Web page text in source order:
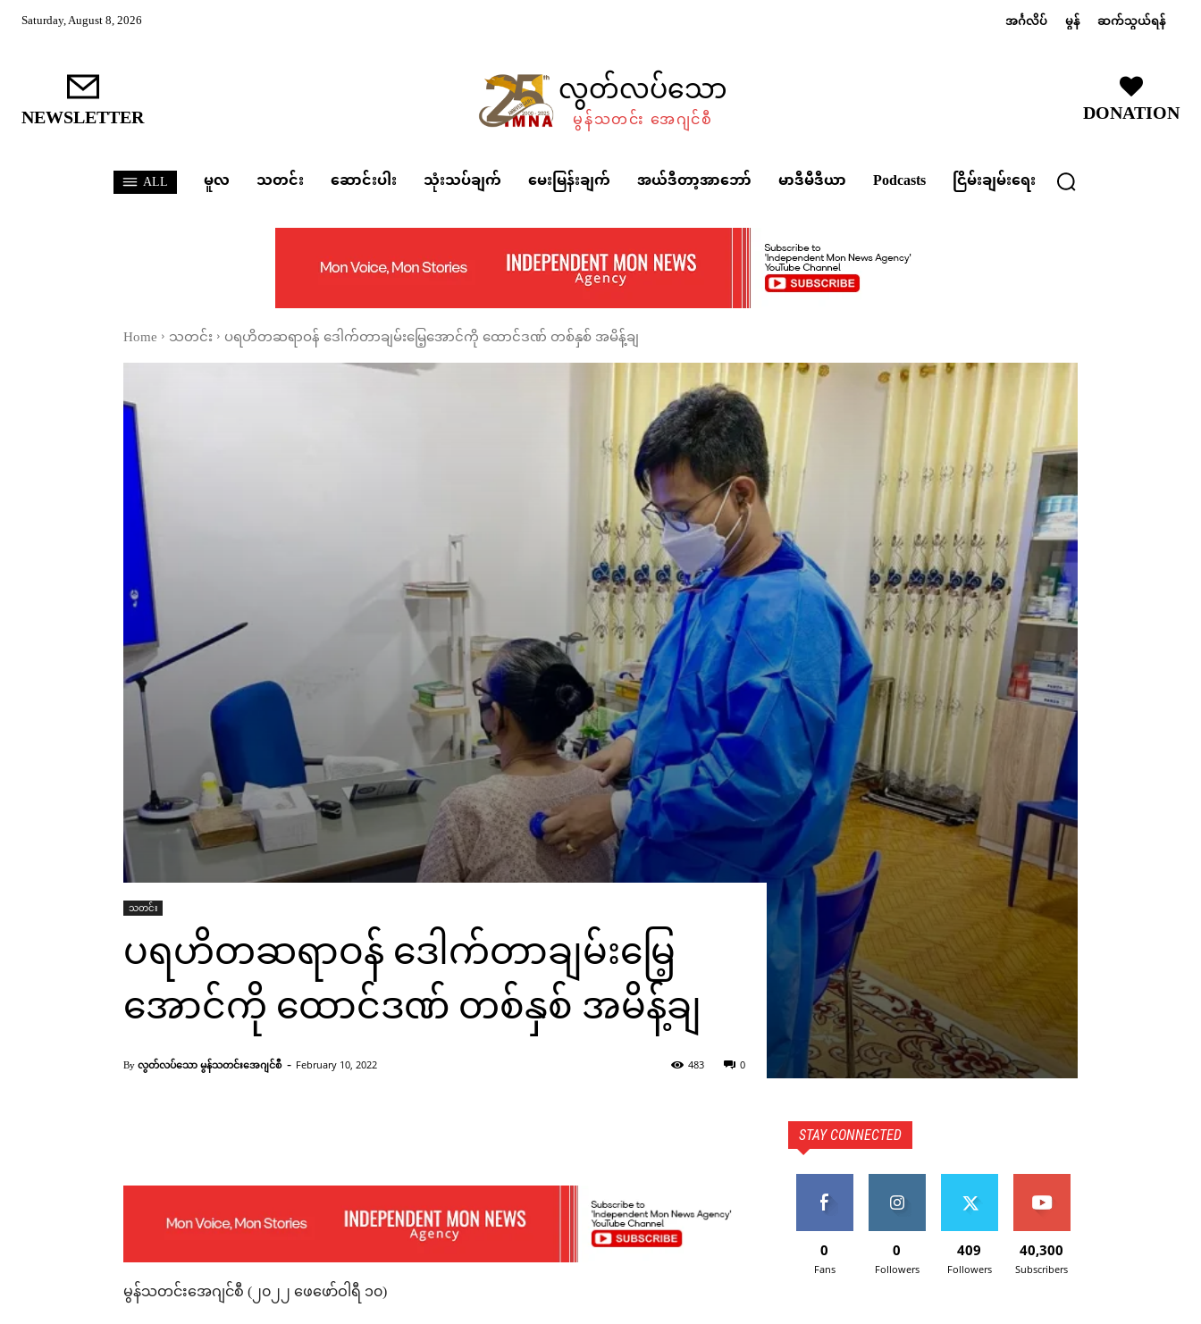
Saturday, August 8, 2026 အင်္ဂလိပ် မွန် ဆက်သွယ်ရန်
NEWSLETTER လွတ်လပ်သော
မွန်သတင်း အေဂျင်စီ DONATION
ALL မူလ သတင်း ဆောင်းပါး သုံးသပ်ချက် မေးမြန်းချက် အယ်ဒီတာ့အာဘော် မာဒီမီဒီယာ Podcasts ငြိမ်းချမ်းရေး
Home သတင်း ပရဟိတဆရာဝန် ဒေါက်တာချမ်းမြေ့အောင်ကို ထောင်ဒဏ် တစ်နှစ် အမိန့်ချ
သတင်း
ပရဟိတဆရာဝန် ဒေါက်တာချမ်းမြေ့
အောင်ကို ထောင်ဒဏ် တစ်နှစ် အမိန့်ချ
By လွတ်လပ်သော မွန်သတင်းအေဂျင်စီ - February 10, 2022 0
483
မွန်သတင်းအေဂျင်စီ (၂၀၂၂ ဖေဖော်ဝါရီ ၁၀)
STAY CONNECTED
0
Fans
0
Followers
409
Followers
40,300
Subscribers